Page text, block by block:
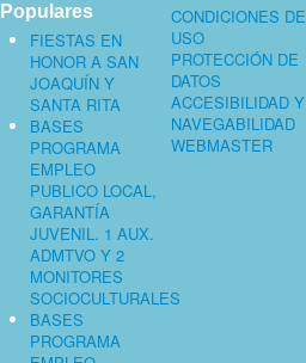
Populares
FIESTAS EN
HONOR A SAN
JOAQUÍN Y
SANTA RITA
BASES
PROGRAMA
EMPLEO
PUBLICO LOCAL,
GARANTÍA
JUVENIL. 1 AUX.
ADMTVO Y 2
MONITORES
SOCIOCULTURALES
BASES
PROGRAMA
CONDICIONES DE
USO
PROTECCIÓN DE
DATOS
ACCESIBILIDAD Y
NAVEGABILIDAD
WEBMASTER